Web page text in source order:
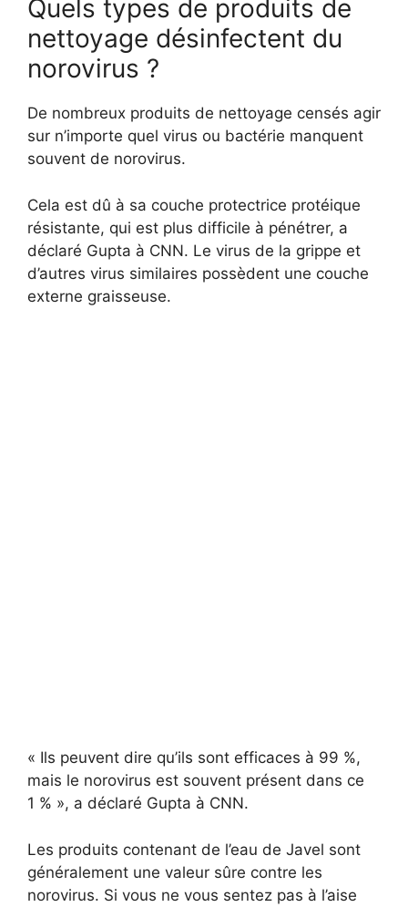
Quels types de produits de
nettoyage désinfectent du
norovirus ?
De nombreux produits de nettoyage censés agir
sur n’importe quel virus ou bactérie manquent
souvent de norovirus.
Cela est dû à sa couche protectrice protéique
résistante, qui est plus difficile à pénétrer, a
déclaré Gupta à CNN. Le virus de la grippe et
d’autres virus similaires possèdent une couche
externe graisseuse.
« Ils peuvent dire qu’ils sont efficaces à 99 %,
mais le norovirus est souvent présent dans ce
1 % », a déclaré Gupta à CNN.
Les produits contenant de l’eau de Javel sont
généralement une valeur sûre contre les
norovirus. Si vous ne vous sentez pas à l’aise